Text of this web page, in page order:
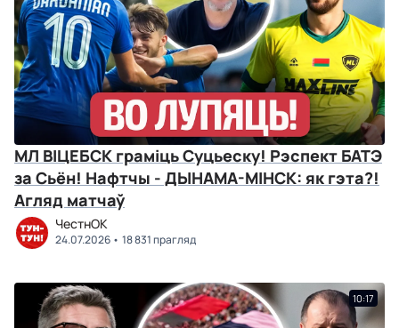
МЛ ВІЦЕБСК граміць Суцьеску! Рэспект БАТЭ
за Сьён! Нафтчы - ДЫНАМА-МІНСК: як гэта?!
Агляд матчаў
ЧестнОК
24.07.2026 18 831 прагляд
10:17